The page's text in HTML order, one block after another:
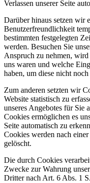
Verlassen unserer Seite
Darüber hinaus setzen wir
Benutzerfreundlichkeit
bestimmten festgelegten
werden. Besuchen Sie
Anspruch zu nehmen, wird
uns waren und welche
haben, um diese nicht
Zum anderen setzten wir
Website statistisch zu
unseres Angebotes für Sie
Cookies ermöglichen es
Seite automatisch zu
Cookies werden nach
gelöscht.
Die durch Cookies
Zwecke zur Wahrung
Dritter nach Art. 6 Abs. 1